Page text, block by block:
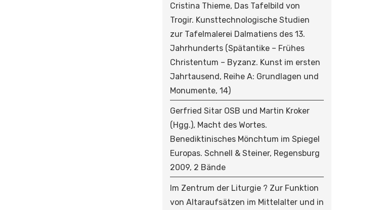
Cristina Thieme, Das Tafelbild von
Trogir. Kunsttechnologische Studien
zur Tafelmalerei Dalmatiens des 13.
Jahrhunderts (Spätantike – Frühes
Christentum – Byzanz. Kunst im ersten
Jahrtausend, Reihe A: Grundlagen und
Monumente, 14)
Gerfried Sitar OSB und Martin Kroker
(Hgg.), Macht des Wortes.
Benediktinisches Mönchtum im Spiegel
Europas. Schnell & Steiner, Regensburg
2009, 2 Bände
Im Zentrum der Liturgie ? Zur Funktion
von Altaraufsätzen im Mittelalter und in